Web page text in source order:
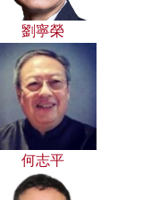
劉寧榮
何志平